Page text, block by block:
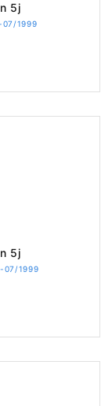
5j
07/1999
5j
07/1999